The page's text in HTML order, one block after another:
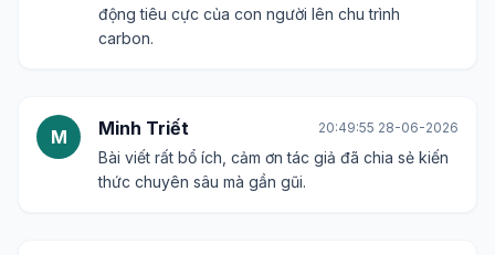
động tiêu cực của con người lên chu trình
carbon.
M Minh Triết 20:49:55 28-06-2026
Bài viết rất bổ ích, cảm ơn tác giả đã chia sẻ kiến
thức chuyên sâu mà gần gũi.